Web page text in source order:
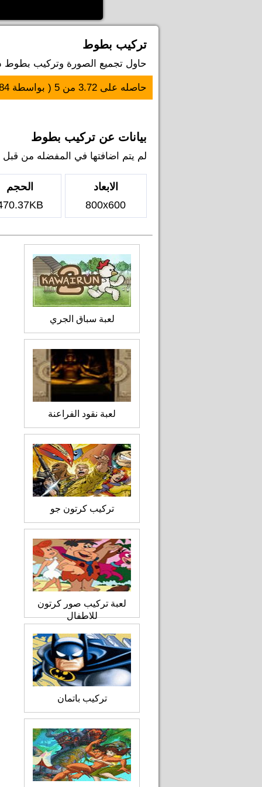
تركيب بطوط
حاول تجميع الصورة وتركيب بطوط
حاصله على 3.72 من 5 ( بواسطة
بيانات عن تركيب بطوط
لم يتم اضافتها في المفضله من قبل اي
الابعاد
800x600
الحجم
لعبة سباق الجري
لعبة نقود الفراعنة
تركيب كرتون جو
لعبة تركيب صور كرتون
للاطفال
تركيب باتمان